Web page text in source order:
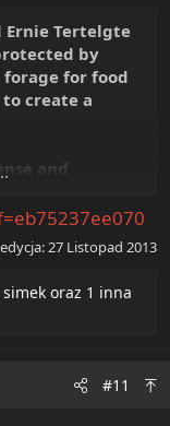
Ernie Tertelgte
by
for food
create a
and
for
and is
then resisting
from the Gallatin
room only
filled the
27 Listopad 2013
simek oraz 1 inna
#11